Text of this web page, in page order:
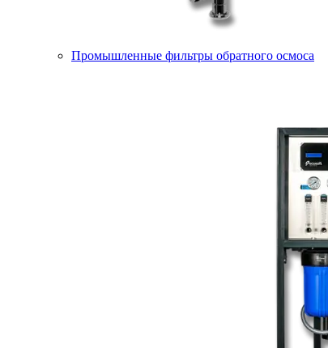
Промышленные фильтры обратного осмоса